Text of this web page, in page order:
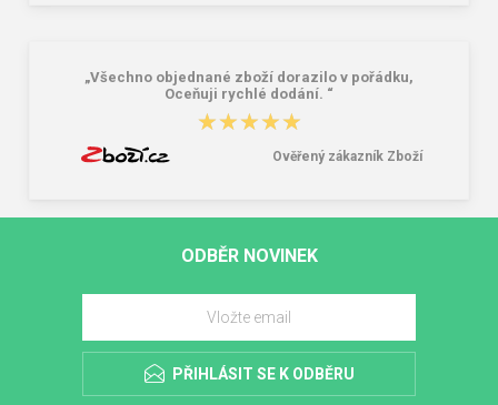
„Všechno objednané zboží dorazilo v pořádku,
Oceňuji rychlé dodání. “
★★★★★
★★★★★
Ověřený zákazník Zboží
ODBĚR NOVINEK
PŘIHLÁSIT SE K ODBĚRU